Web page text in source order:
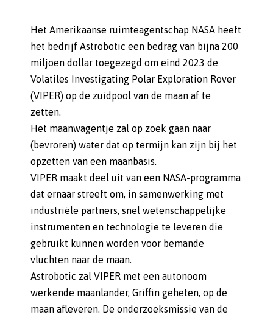
Het Amerikaanse ruimteagentschap NASA heeft
het bedrijf Astrobotic een bedrag van bijna 200
miljoen dollar toegezegd om eind 2023 de
Volatiles Investigating Polar Exploration Rover
(VIPER) op de zuidpool van de maan af te
zetten.
Het maanwagentje zal op zoek gaan naar
(bevroren) water dat op termijn kan zijn bij het
opzetten van een maanbasis.
VIPER maakt deel uit van een NASA-programma
dat ernaar streeft om, in samenwerking met
industriële partners, snel wetenschappelijke
instrumenten en technologie te leveren die
gebruikt kunnen worden voor bemande
vluchten naar de maan.
Astrobotic zal VIPER met een autonoom
werkende maanlander, Griffin geheten, op de
maan afleveren. De onderzoeksmissie van de